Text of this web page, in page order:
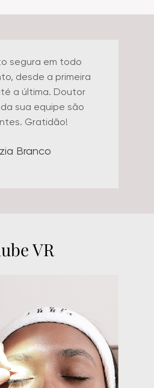
profissionais
com excelente
e tecnologia.
impar. Recomendo.
Figueiredo
VR